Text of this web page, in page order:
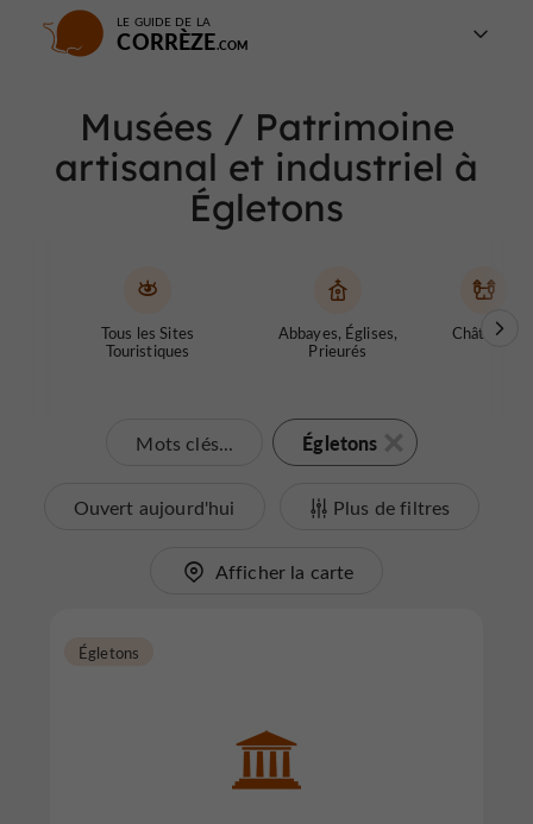
LE GUIDE DE LA
CORRÈZE
Musées / Patrimoine
artisanal et industriel à
Égletons
Tous les Sites
Touristiques
Abbayes, Églises,
Prieurés
Châteaux
Mots clés... Égletons
Ouvert aujourd'hui Plus de filtres
Afficher la carte
Égletons